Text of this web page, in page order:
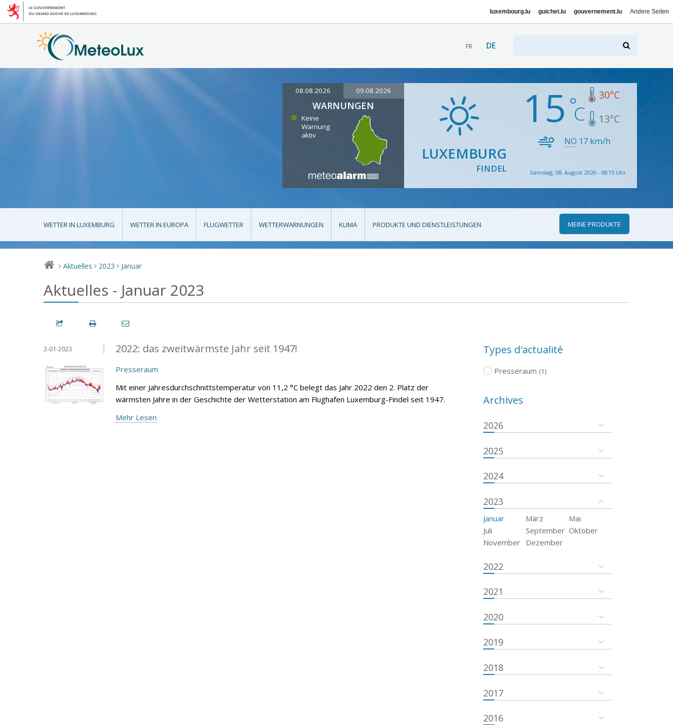
luxembourg.lu guichet.lu gouvernement.lu Andere Seiten
FR DE
08.08.2026 09.08.2026
WARNUNGEN
Keine
Warnung
aktiv
LUXEMBURG
FINDEL
15 30°C
13°C
NO 17 km/h
Samstag, 08. August 2026 - 08:15 Uhr
WETTER IN LUXEMBURG WETTER IN EUROPA FLUGWETTER WETTERWARNUNGEN KLIMA PRODUKTE UND DIENSTLEISTUNGEN MEINE PRODUKTE
> Aktuelles > 2023 > Januar
Aktuelles - Januar 2023
2022: das zweitwärmste Jahr seit 1947!
2-01-2023
Presseraum
Mit einer Jahresdurchschnittstemperatur von 11,2 °C belegt das Jahr 2022 den 2. Platz der
wärmsten Jahre in der Geschichte der Wetterstation am Flughafen Luxemburg-Findel seit 1947.
Mehr Lesen
Types d'actualité
Presseraum (1)
Archives
2026
2025
2024
2023
Januar März
Mai
Juli
September Oktober
November
Dezember
2022
2021
2020
2019
2018
2017
2016